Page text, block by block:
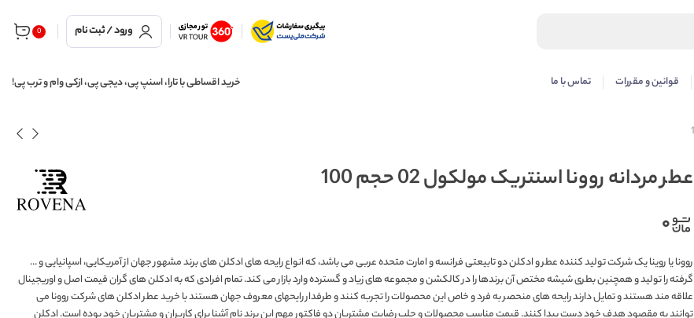
ورود / ثبت نام 0
قوانین و مقررات تماس با ما خرید اقساطی با تارا، اسنپ پی، دیجی پی، ازکی وام و ترب پی!
عطر مردانه روونا اسنتریک مولکول 02 حجم 100
۰
روونا یا روینا یک شرکت تولید کننده عطر و ادکلن دو تابیعتی فرانسه و امارت متحده عربی می باشد، که انواع رایحه های ادکلن های برند مشهور جهان از آمریکایی، اسپانیایی و …
گرفته را تولید و همچنین بطری شیشه مختص آن برندها را در کالکشن و مجموعه های زیاد و گسترده وارد بازار می کند. تمام افرادی که به ادکلن های گران قیمت اصل و اوریجینال
علاقه مند هستند و تمایل دارند رایحه های منحصر به فرد و خاص این محصولات را تجربه کنند و طرفدار رایحهای معروف جهان هستند با خرید عطر ادکلن های شرکت روونا می
توانند به مقصود هدف خود دست پیدا کنند. قیمت مناسب محصولات و جلب رضایت مشتریان دو فاکتور مهم این برند نام آشنا برای کاربران و مشتریان خود بوده است. ادکلن